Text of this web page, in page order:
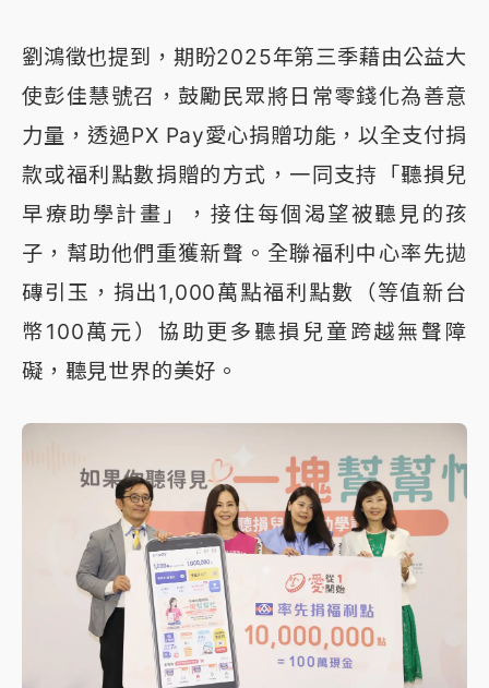
劉鴻徵也提到，期盼2025年第三季藉由公益大
使彭佳慧號召，鼓勵民眾將日常零錢化為善意
力量，透過PX Pay愛心捐贈功能，以全支付捐
款或福利點數捐贈的方式，一同支持「聽損兒
早療助學計畫」，接住每個渴望被聽見的孩
子，幫助他們重獲新聲。全聯福利中心率先拋
磚引玉，捐出1,000萬點福利點數（等值新台
幣100萬元）協助更多聽損兒童跨越無聲障
礙，聽見世界的美好。